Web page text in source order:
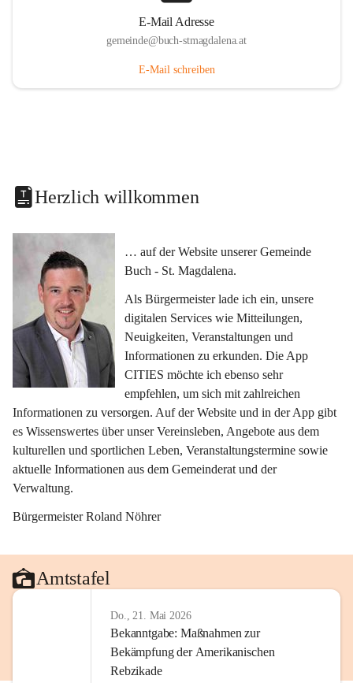
E-Mail Adresse
gemeinde@buch-stmagdalena.at
E-Mail schreiben
Herzlich willkommen
… auf der Website unserer Gemeinde
Buch - St. Magdalena.
Als Bürgermeister lade ich ein, unsere
digitalen Services wie Mitteilungen,
Neuigkeiten, Veranstaltungen und
Informationen zu erkunden. Die App
CITIES möchte ich ebenso sehr
empfehlen, um sich mit zahlreichen
Informationen zu versorgen. Auf der Website und in der App gibt
es Wissenswertes über unser Vereinsleben, Angebote aus dem
kulturellen und sportlichen Leben, Veranstaltungstermine sowie
aktuelle Informationen aus dem Gemeinderat und der
Verwaltung.
Bürgermeister Roland Nöhrer
Amtstafel
Do., 21. Mai 2026
Bekanntgabe: Maßnahmen zur
Bekämpfung der Amerikanischen
Rebzikade